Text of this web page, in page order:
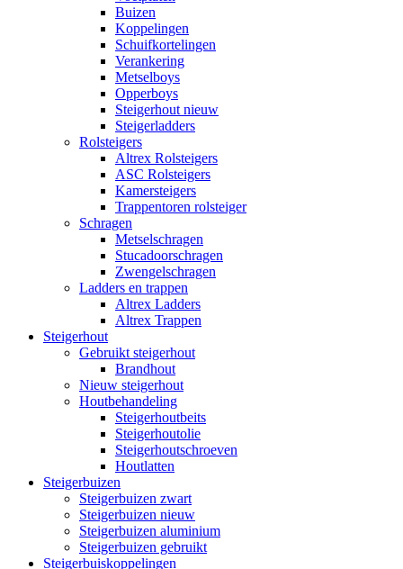
Buizen
Koppelingen
Schuifkortelingen
Verankering
Metselboys
Opperboys
Steigerhout nieuw
Steigerladders
Rolsteigers
Altrex Rolsteigers
ASC Rolsteigers
Kamersteigers
Trappentoren rolsteiger
Schragen
Metselschragen
Stucadoorschragen
Zwengelschragen
Ladders en trappen
Altrex Ladders
Altrex Trappen
Steigerhout
Gebruikt steigerhout
Brandhout
Nieuw steigerhout
Houtbehandeling
Steigerhoutbeits
Steigerhoutolie
Steigerhoutschroeven
Houtlatten
Steigerbuizen
Steigerbuizen zwart
Steigerbuizen nieuw
Steigerbuizen aluminium
Steigerbuizen gebruikt
Steigerbuiskoppelingen